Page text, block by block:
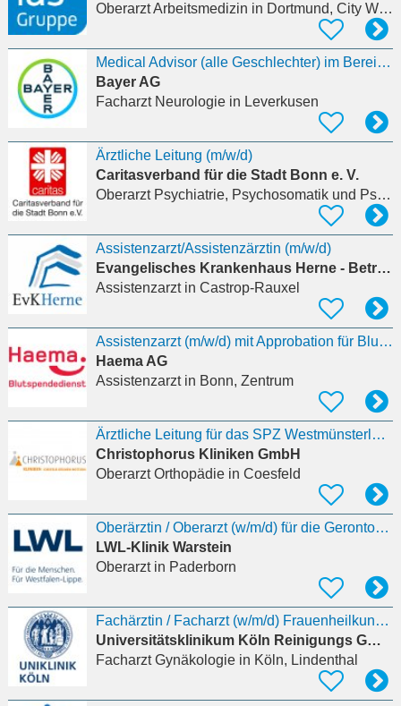
Oberarzt Arbeitsmedizin in Dortmund, City West
Medical Advisor (alle Geschlechter) im Bereich Ophthalmologie Neurologie
Bayer AG
Facharzt Neurologiein Leverkusen
Ärztliche Leitung (m/w/d)
Caritasverband für die Stadt Bonn e. V.
Oberarzt Psychiatrie, Psychosomatik und Psychotherapie
Assistenzarzt/Assistenzärztin (m/w/d)
Evangelisches Krankenhaus Herne - Betriebsstelle Herne - Verwaltung
Assistenzarztin Castrop-Rauxel
Assistenzarzt (m/w/d) mit Approbation für Blut- und Plasmaspende
Haema AG
Assistenzarztin Bonn, Zentrum
Ärztliche Leitung für das SPZ Westmünsterland (w/m/d) in kollegialer Führung mit der Leitung
Christophorus Kliniken GmbH
Oberarzt Orthopädiein Coesfeld
Oberärztin / Oberarzt (w/m/d) für die Gerontopsychiatrische Tagesklinik
LWL-Klinik Warstein
Oberarztin Paderborn
Fachärztin / Facharzt (w/m/d) Frauenheilkunde und Geburtshilfe mit Spezialisierungsmöglichkeiten
Universitätsklinikum Köln Reinigungs GmbH
Facharzt Gynäkologiein Köln, Lindenthal